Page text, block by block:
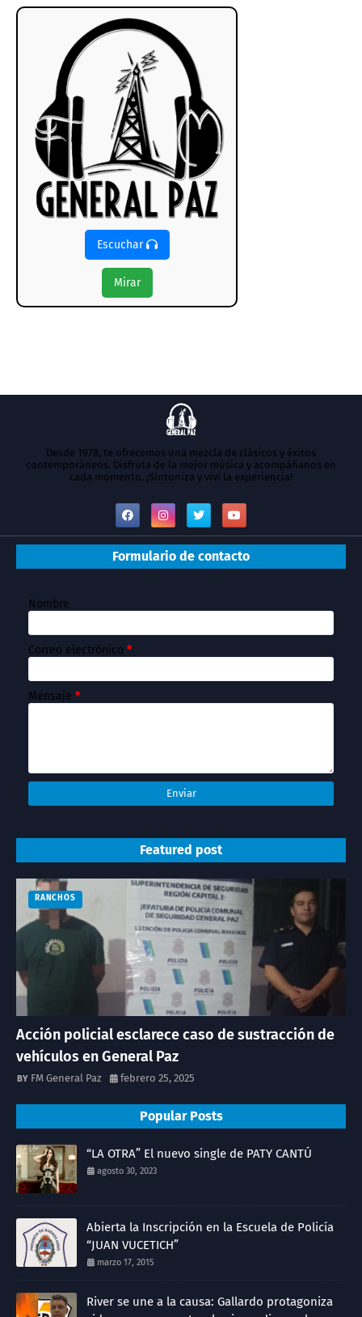
Escuchar
Mirar
Desde 1978, te ofrecemos una mezcla de clásicos y éxitos
contemporáneos. Disfruta de la mejor música y acompáñanos en
cada momento. ¡Sintoniza y vivi la experiencia!
Formulario de contacto
Nombre
Correo electrónico *
Mensaje *
Featured post
RANCHOS
Acción policial esclarece caso de sustracción de
vehículos en General Paz
FM General Paz febrero 25, 2025
Popular Posts
“LA OTRA” El nuevo single de PATY CANTÚ
agosto 30, 2023
Abierta la Inscripción en la Escuela de Policía
“JUAN VUCETICH”
marzo 17, 2015
River se une a la causa: Gallardo protagoniza